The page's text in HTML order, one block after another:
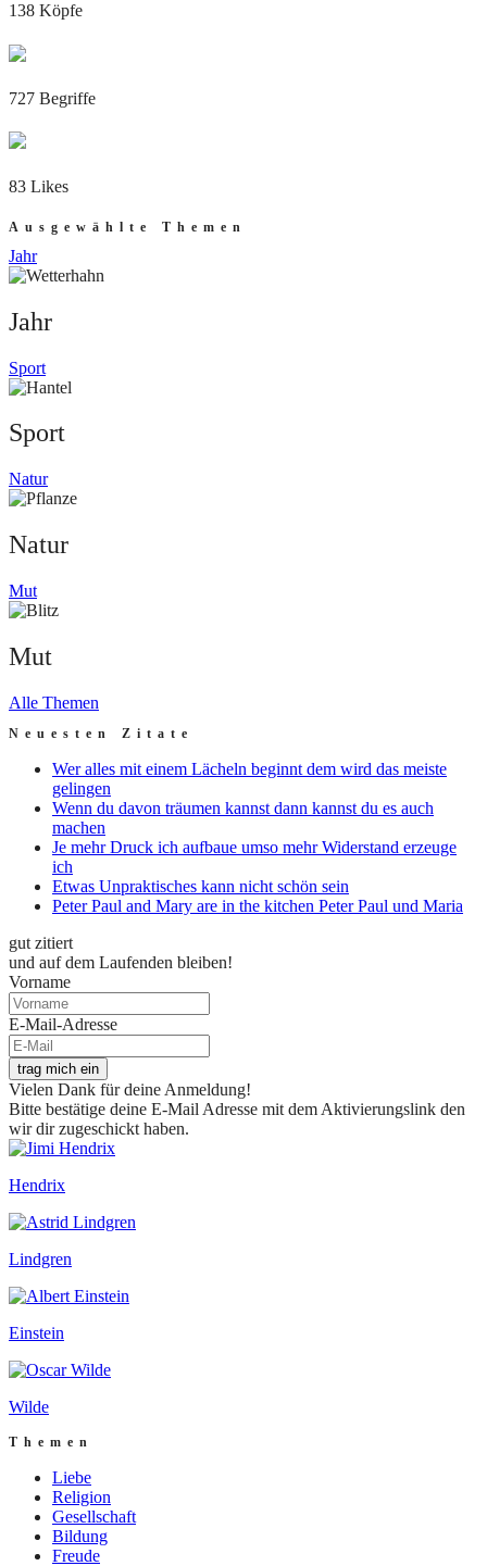
138 Köpfe
727 Begriffe
83 Likes
Ausgewählte Themen
Jahr
Jahr
Sport
Sport
Natur
Natur
Mut
Mut
Alle Themen
Neuesten Zitate
Wer alles mit einem Lächeln beginnt dem wird das meiste
gelingen
Wenn du davon träumen kannst dann kannst du es auch
machen
Je mehr Druck ich aufbaue umso mehr Widerstand erzeuge
ich
Etwas Unpraktisches kann nicht schön sein
Peter Paul and Mary are in the kitchen Peter Paul und Maria
gut zitiert
und auf dem Laufenden bleiben!
Vorname
E-Mail-Adresse
trag mich ein
Vielen Dank für deine Anmeldung!
Bitte bestätige deine E-Mail Adresse mit dem Aktivierungslink den
wir dir zugeschickt haben.
Hendrix
Lindgren
Einstein
Wilde
Themen
Liebe
Religion
Gesellschaft
Bildung
Freude